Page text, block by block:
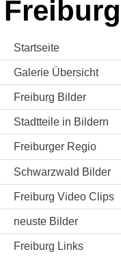
Startseite
Galerie Übersicht
Freiburg Bilder
Stadtteile in Bildern
Freiburger Regio
Schwarzwald Bilder
Freiburg Video Clips
neuste Bilder
Freiburg Links